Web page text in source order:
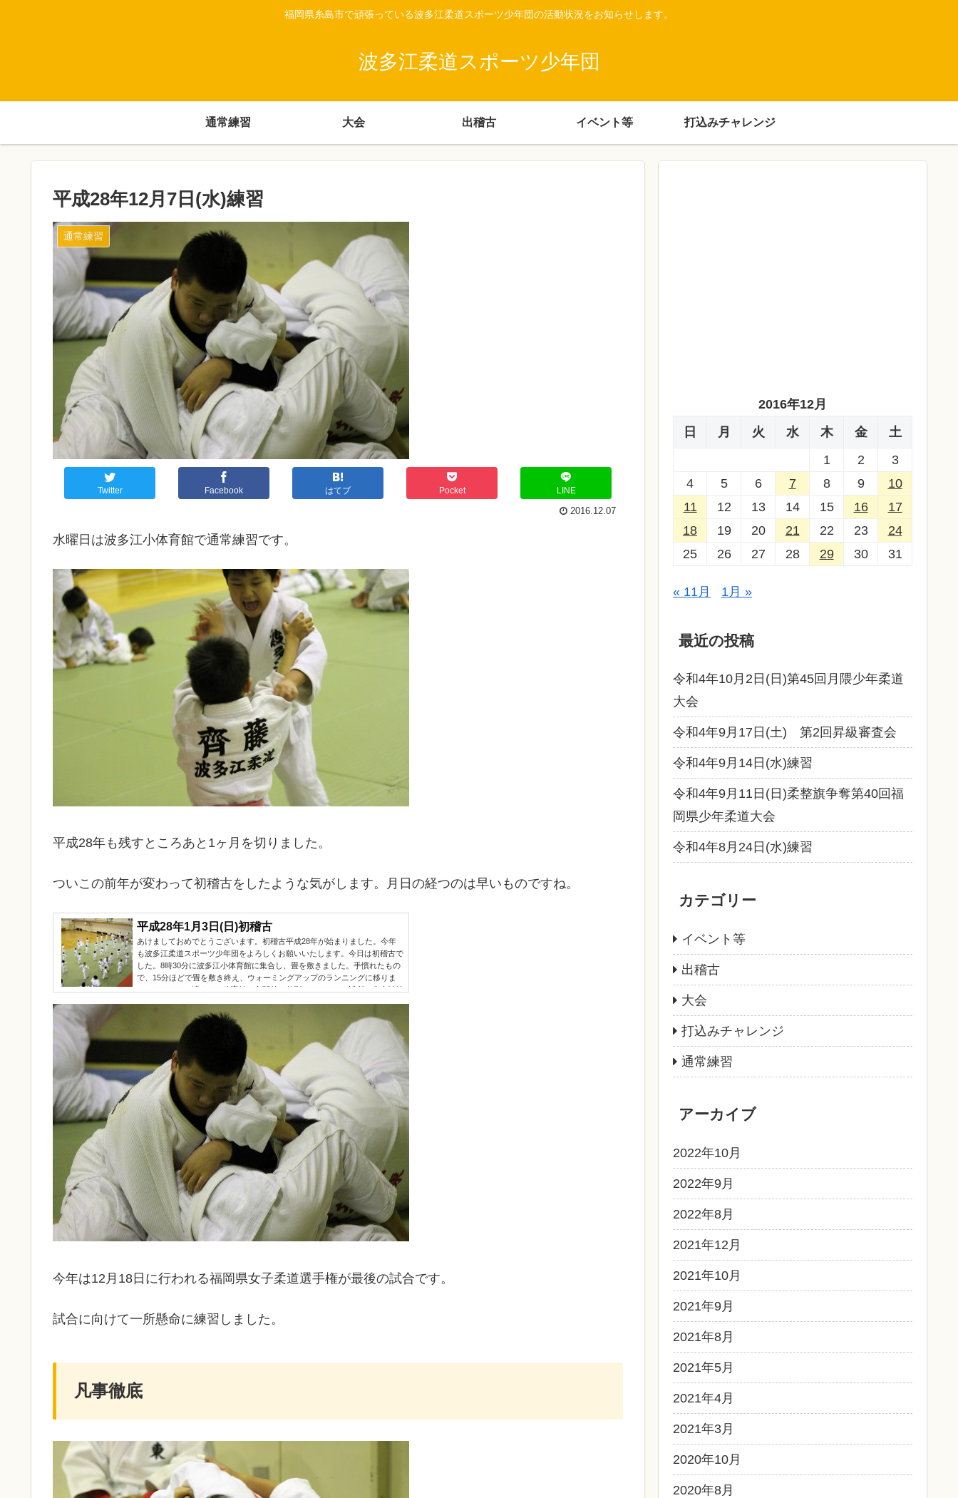
福岡県糸島市で頑張っている波多江柔道スポーツ少年団の活動状況をお知らせします。
波多江柔道スポーツ少年団
通常練習 大会 出稽古 イベント等 打込みチャレンジ
平成28年12月7日(水)練習
通常練習
Twitter Facebook はてブ Pocket LINE
2016.12.07
水曜日は波多江小体育館で通常練習です。
平成28年も残すところあと1ヶ月を切りました。
ついこの前年が変わって初稽古をしたような気がします。月日の経つのは早いものですね。
平成28年1月3日(日)初稽古
あけましておめでとうございます。初稽古平成28年が始まりました。今年
も波多江柔道スポーツ少年団をよろしくお願いいたします。今日は初稽古で
した。8時30分に波多江小体育館に集合し、畳を敷きました。手慣れたもの
で、15分ほどで畳を敷き終え、ウォーミングアップのランニングに移りま
にみんなでお参りをしました。再び体育館に戻ってきたのが10時頃。初稽
古のスタートです。正月の間に...
今年は12月18日に行われる福岡県女子柔道選手権が最後の試合です。
試合に向けて一所懸命に練習しました。
凡事徹底
2016年12月
日
月 火 水 木 金
土
1
2
3
4
5 6 7 8 9
10
11
12 13 14 15 16
17
18
19 20 21 22 23
24
25
26 27 28 29 30 31
« 11月 1月 »
最近の投稿
令和4年10月2日(日)第45回月隈少年柔道
大会
令和4年9月17日(土) 第2回昇級審査会
令和4年9月14日(水)練習
令和4年9月11日(日)柔整旗争奪第40回福
岡県少年柔道大会
令和4年8月24日(水)練習
カテゴリー
イベント等
出稽古
大会
打込みチャレンジ
通常練習
アーカイブ
2022年10月
2022年9月
2022年8月
2021年12月
2021年10月
2021年9月
2021年8月
2021年5月
2021年4月
2021年3月
2020年10月
2020年8月